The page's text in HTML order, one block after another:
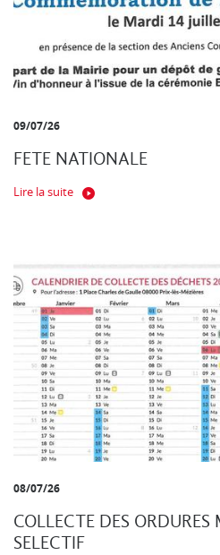
09/07/26
FETE NATIONALE
Lire la suite
08/07/26
COLLECTE DES ORDURES
SELECTIF